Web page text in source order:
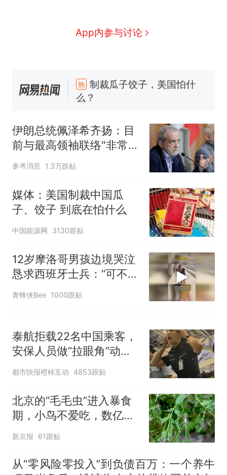
App内参与讨论
生
美国渔民钓获鲨鱼徒手将其拽
热 制裁瓜子饺子，美国怕什
么？
伊朗总统佩泽希齐扬：目
前与最高领袖联络"非常困
难"
参考消息 1.3万跟贴
媒体：美国制裁中国瓜
子、饺子 到底在怕什么
中国能源网 3130跟贴
12岁摩洛哥男孩边境哭泣
恳求西班牙士兵：“可不可
以不要把我遣返回国”
青蜂侠Bee 1000跟贴
泰航拒载22名中国乘客，
安保人员做“拉眼角”动
作，泰国机场最新回应：
拒绝登机决定由航司作
出；亲历者：曾承诺免费
改签但没兑现
都市快报橙柿互动 4853跟贴
北京的“毛毛虫”进入暴食
期，小鸟不爱吃，数亿头
小蜂迎战
新京报 61跟贴
从“零风险零投入”到负债百万：一个养牛